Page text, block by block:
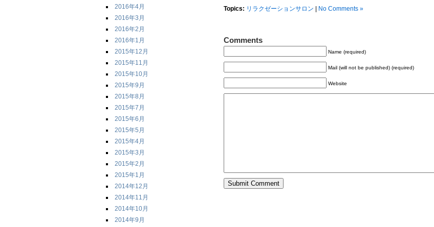
2016年4月
2016年3月
2016年2月
2016年1月
2015年12月
2015年11月
2015年10月
2015年9月
2015年8月
2015年7月
2015年6月
2015年5月
2015年4月
2015年3月
2015年2月
2015年1月
2014年12月
2014年11月
2014年10月
2014年9月
Topics: リラクゼーションサロン No Comments »
Comments
Name (required)
Mail (will not be published) (required)
Website